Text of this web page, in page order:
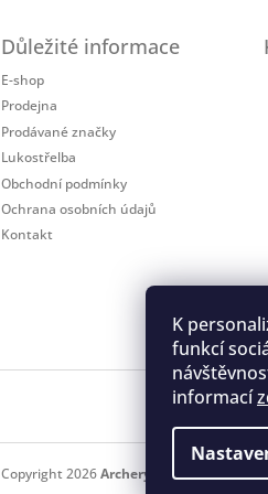
K
funkcí
informací
Důležité informace
E-shop
Prodejna
Prodávané značky
Lukostřelba
Obchodní podmínky
Ochrana osobních údajů
Kontakt
Copyright 2026Archery.cz . Všechna